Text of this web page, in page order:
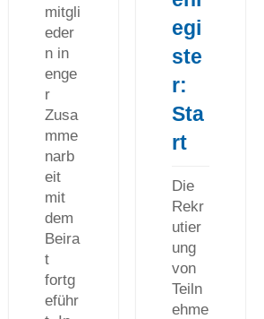
mitgli
eder
n in
enge
r
Zusa
mme
narb
eit
mit
dem
Beira
t
fortg
eführ
egi
ste
r:
Sta
rt
Die
Rekr
utier
ung
von
Teiln
ehme